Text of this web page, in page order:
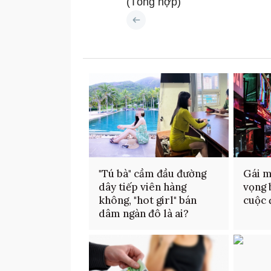
"Tú bà" cầm đầu đường
dây tiếp viên hàng
không, "hot girl" bán
dâm ngàn đô là ai?
Gái
vọng
cuộc